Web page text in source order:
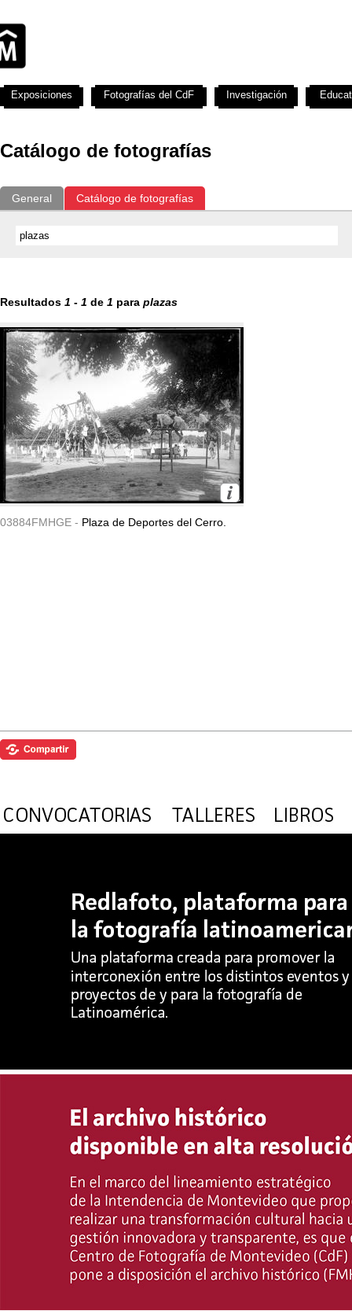
Catálogo de fotografías
General Catálogo de fotografías
Resultados 1 - 1 de 1 para plazas
03884FMHGE - Plaza de Deportes del Cerro.
Exposiciones Fotografías del CdF Investigación